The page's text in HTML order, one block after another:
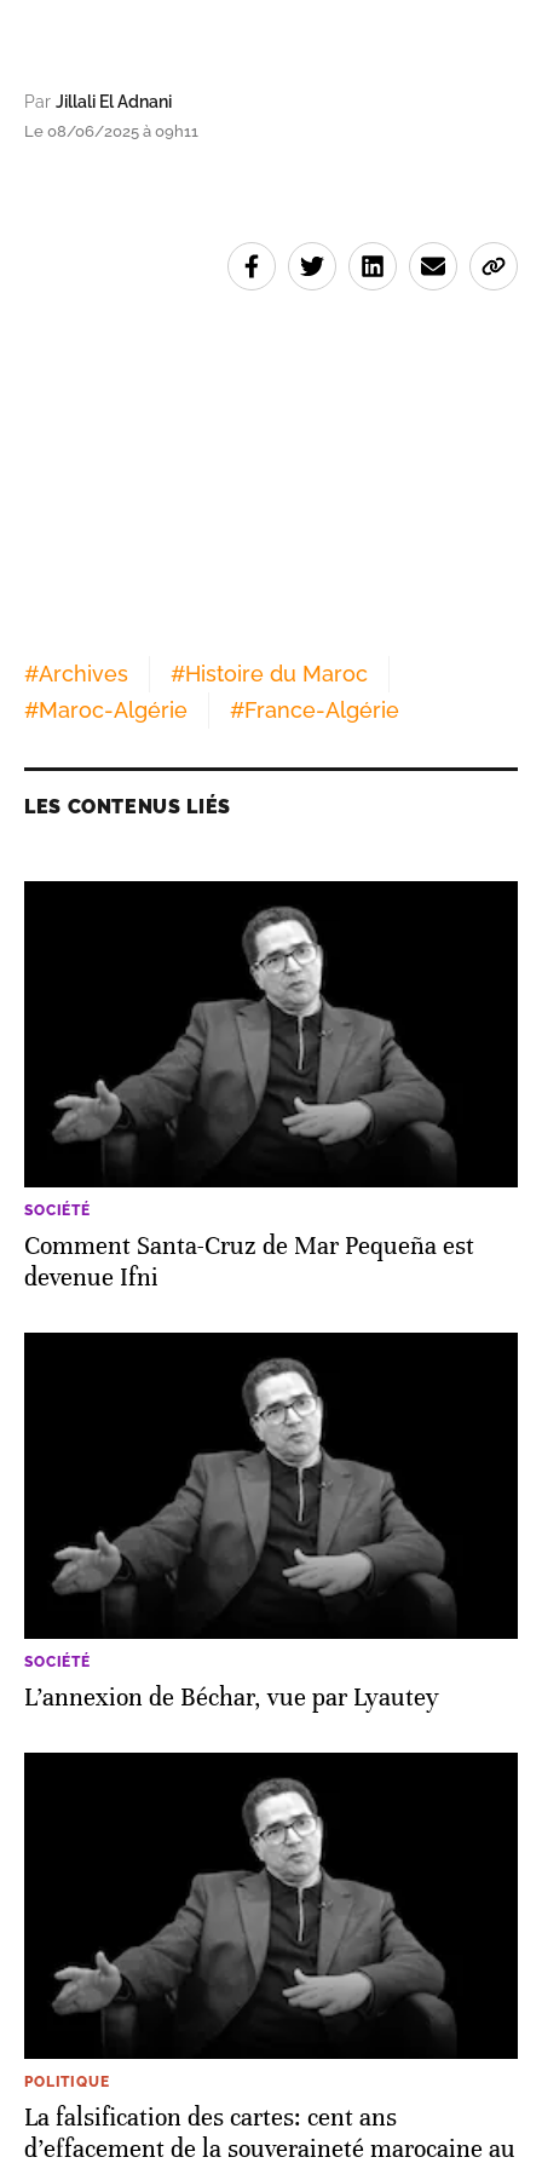
Par Jillali El Adnani
Le 08/06/2025 à 09h11
#Archives #Histoire du Maroc
#Maroc-Algérie #France-Algérie
LES CONTENUS LIÉS
SOCIÉTÉ
Comment Santa-Cruz de Mar Pequeña est
devenue Ifni
SOCIÉTÉ
L’annexion de Béchar, vue par Lyautey
POLITIQUE
La falsification des cartes: cent ans
d’effacement de la souveraineté marocaine au